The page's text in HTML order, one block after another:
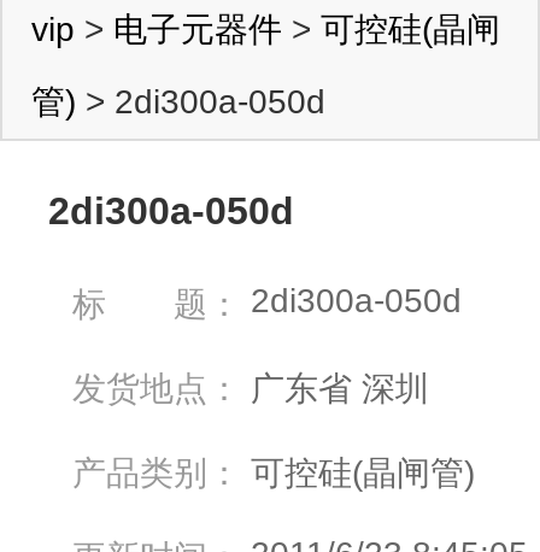
vip > 电子元器件 > 可控硅(晶闸
管) > 2di300a-050d
2di300a-050d
标 题： 2di300a-050d
发货地点： 广东省 深圳
产品类别： 可控硅(晶闸管)